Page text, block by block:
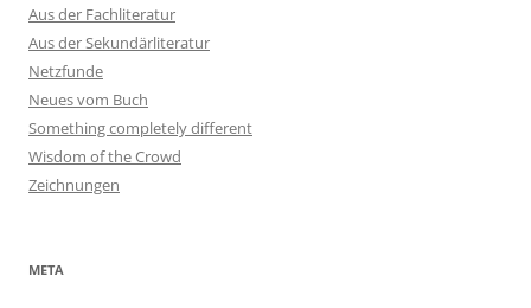
Aus der Fachliteratur
Aus der Sekundärliteratur
Netzfunde
Neues vom Buch
Something completely different
Wisdom of the Crowd
Zeichnungen
META